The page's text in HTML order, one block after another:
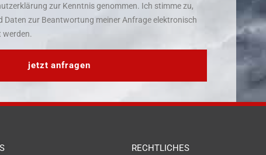
zur Kenntnis genommen. Ich stimme zu,
Daten zur Beantwortung meiner Anfrage elektronisch
werden.
jetzt anfragen
RECHTLICHES